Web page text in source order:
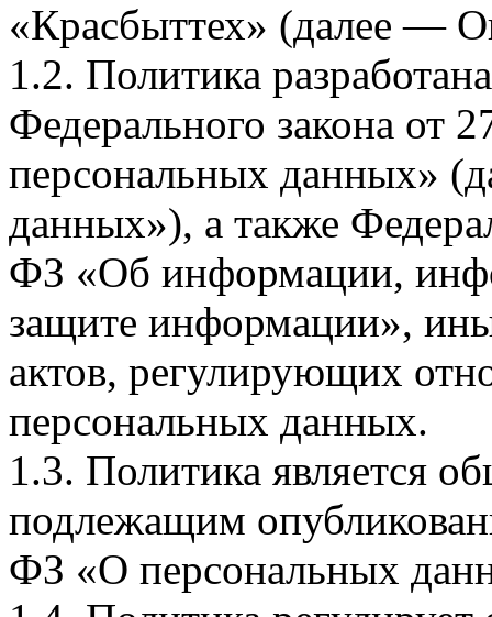
«Красбыттех» (далее —
1.2. Политика
Федерального закона
персональных данных»
данных»), а также
ФЗ «Об информации,
защите информации»,
актов, регулирующих
персональных данных.
1.3. Политика является
подлежащим
ФЗ «О персональных